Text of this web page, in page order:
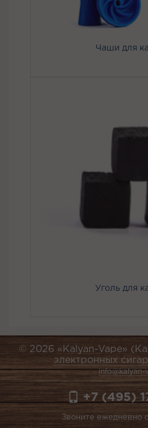
Чаши для
Уголь для
© 2026 «Kalyan-Vape»
электронных
info@kalyan-
+7 (495)
Звоните ежедневно